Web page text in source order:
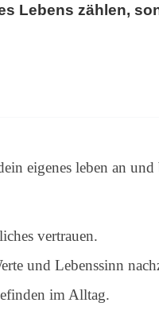
Lebens zählen,
eigenes leben an
vertrauen.
und Lebenssinn
im Alltag.